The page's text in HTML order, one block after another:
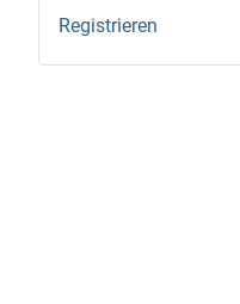
Registrieren